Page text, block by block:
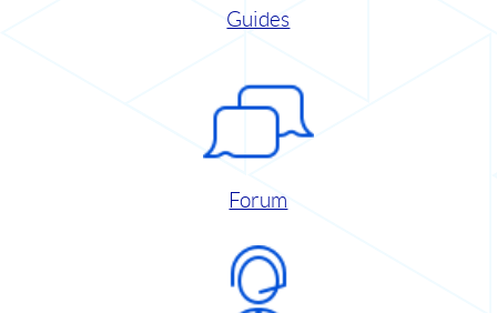
Guides
Forum